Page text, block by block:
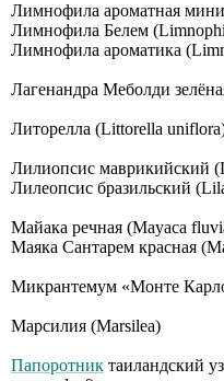
Лимнофила ароматная
Лимнофила Белем
Лимнофила ароматика
Лагенандра Меболди
Литорелла (Littorella
Лилиопсис маврикийский
Лилеопсис бразильский
Майака речная (Mayaca
Маяка Сантарем красная
Микрантемум «Монте
Марсилия (Marsilea)
Папоротник таиландский